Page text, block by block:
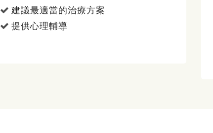
建議最適當的治療方案
提供心理輔導